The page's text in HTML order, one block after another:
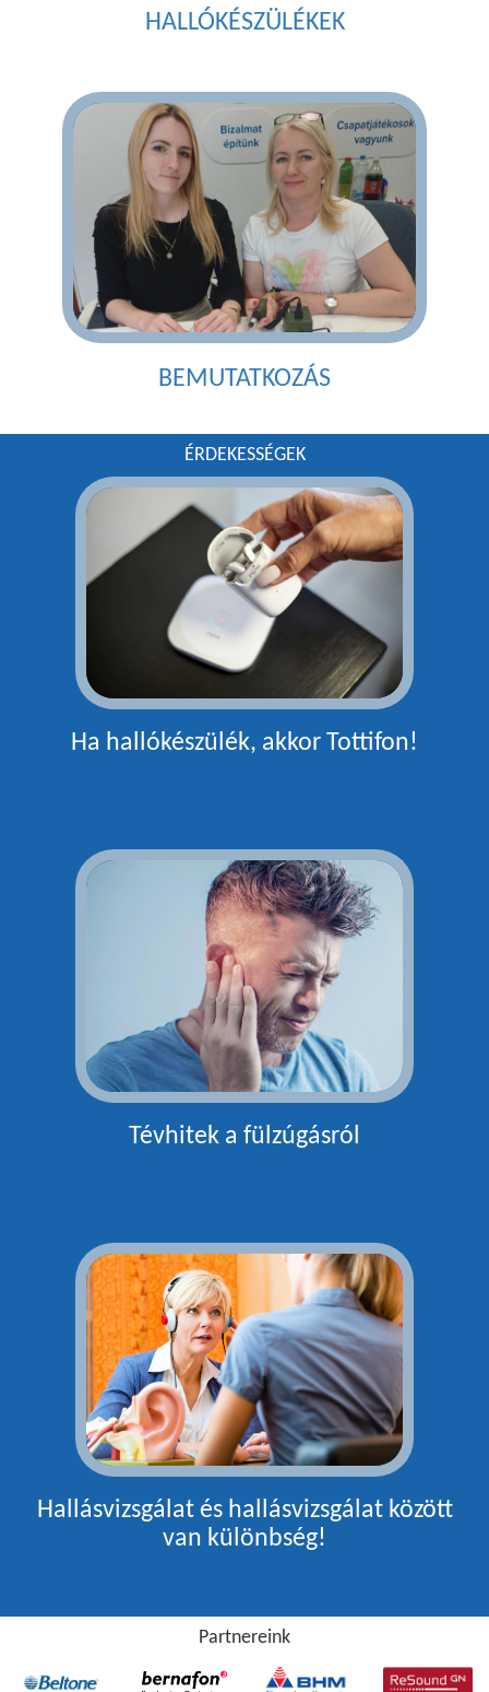
HALLÓKÉSZÜLÉKEK
BEMUTATKOZÁS
ÉRDEKESSÉGEK
Ha hallókészülék, akkor Tottifon!
Tévhitek a fülzúgásról
Hallásvizsgálat és hallásvizsgálat között
van különbség!
Partnereink